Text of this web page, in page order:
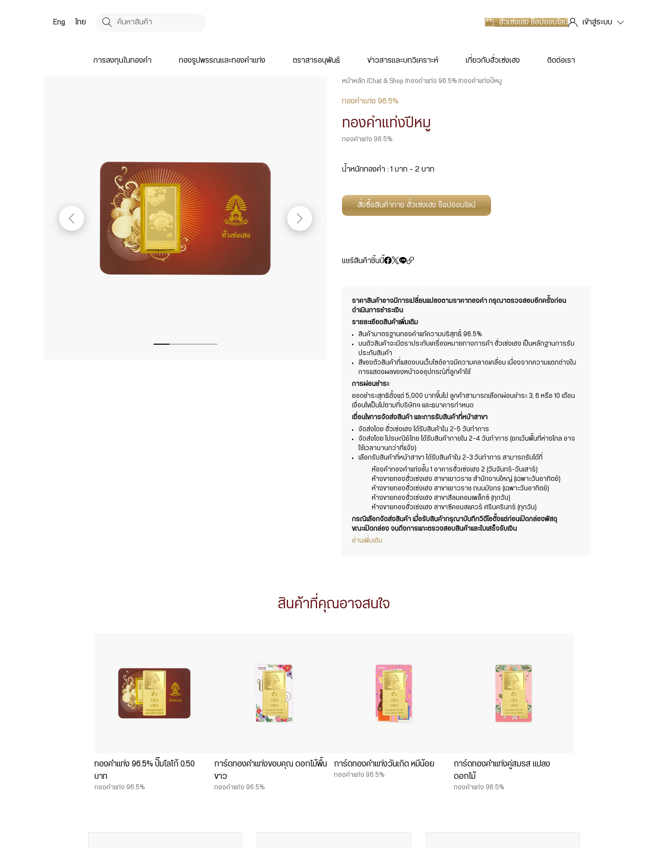
Eng ไทย ฮั่วเซ่งเฮงช็อปออนไลน์ เข้าสู่ระบบ
การลงทุนในทองคำ ทองรูปพรรณและทองคำแท่ง ตราสารอนุพันธ์ ข่าวสารและบทวิเคราะห์ เกี่ยวกับฮั่วเซ่งเฮง ติดต่อเรา
หน้าหลัก Chat & Shop ทองคำแท่ง 96.5% ทองคำแท่งปีหมู
ทองคำแท่ง 96.5%
ทองคำแท่งปีหมู
ทองคำแท่ง 96.5%
น้ำหนักทองคำ : 1 บาท – 2 บาท
สั่งซื้อสินค้าทาง ฮั่วเซ่งเฮง ช็อปออนไลน์
แชร์สินค้าชิ้นนี้
ราคาสินค้าอาจมีการเปลี่ยนแปลงตามราคาทองคำ กรุณาตรวจสอบอีกครั้งก่อน
ดำเนินการชำระเงิน
รายละเอียดสินค้าเพิ่มเติม
สินค้ามาตรฐานทองคำแท้ความบริสุทธิ์ 96.5%
บนตัวสินค้าจะมีตราประทับเครื่องหมายทางการค้า ฮั่วเซ่งเฮง เป็นหลักฐานการรับ
ประกันสินค้า
สีของตัวสินค้าที่แสดงบนเว็บไซต์อาจมีความคลาดเคลื่อน เนื่องจากความแตกต่างใน
การแสดงผลของหน้าจออุปกรณ์ที่ลูกค้าใช้
การผ่อนชำระ
ยอดชำระสุทธิตั้งแต่ 5,000 บาทขึ้นไป ลูกค้าสามารถเลือกผ่อนชำระ 3, 6 หรือ 10 เดือน
เงื่อนไขเป็นไปตามที่บริษัทฯ และธนาคารกำหนด
เงื่อนไขการจัดส่งสินค้า และการรับสินค้าที่หน้าสาขา
จัดส่งโดย ฮั่วเซ่งเฮง ได้รับสินค้าใน 2-5 วันทำการ
จัดส่งโดย ไปรษณีย์ไทย ได้รับสินค้าภายใน 2-4 วันทำการ (ยกเว้นพื้นที่ห่างไกล อาจ
ใช้เวลานานกว่าที่แจ้ง)
เลือกรับสินค้าที่หน้าสาขา ได้รับสินค้าใน 2-3 วันทำการ สามารถรับได้ที่
ห้องค้าทองคำแท่งชั้น 1 อาคารฮั่วเซ่งเฮง 2 (วันจันทร์-วันเสาร์)
ห้างขายทองฮั่วเซ่งเฮง สาขาเยาวราช สำนักงานใหญ่ (เฉพาะวันอาทิตย์)
ห้างขายทองฮั่วเซ่งเฮง สาขาเยาวราช ถนนมังกร (เฉพาะวันอาทิตย์)
ห้างขายทองฮั่วเซ่งเฮง สาขาสีลมคอมเพล็กซ์ (ทุกวัน)
ห้างขายทองฮั่วเซ่งเฮง สาขาซีคอนสแควร์ ศรีนครินทร์ (ทุกวัน)
กรณีเลือกจัดส่งสินค้า เมื่อรับสินค้ากรุณาบันทึกวิดีโอตั้งแต่ก่อนเปิดกล่องพัสดุ
ขณะเปิดกล่อง จนถึงการแกะตรวจสอบสินค้าและใบเสร็จรับเงิน
อ่านเพิ่มเติม
สินค้าที่คุณอาจสนใจ
ทองคำแท่ง 96.5% ปั๊มโลโก้ 0.50
บาท
ทองคำแท่ง 96.5%
การ์ดทองคำแท่งขอบคุณ ดอกไม้พื้น
ขาว
ทองคำแท่ง 96.5%
การ์ดทองคำแท่งวันเกิด หมีน้อย
ทองคำแท่ง 96.5%
การ์ดทองคำแท่งคู่สมรส แปลง
ดอกไม้
ทองคำแท่ง 96.5%